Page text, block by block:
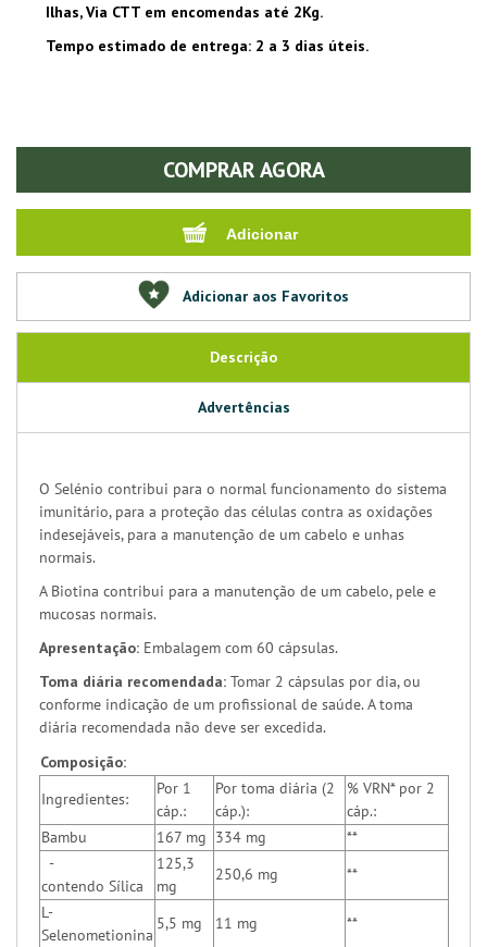
Ilhas, Via CTT em encomendas até 2Kg.
Tempo estimado de entrega: 2 a 3 dias úteis.
COMPRAR AGORA
Adicionar aos Favoritos
Descrição
Advertências
O Selénio contribui para o normal funcionamento do sistema
imunitário, para a proteção das células contra as oxidações
indesejáveis, para a manutenção de um cabelo e unhas
normais.
A Biotina contribui para a manutenção de um cabelo, pele e
mucosas normais.
Apresentação: Embalagem com 60 cápsulas.
Toma diária recomendada: Tomar 2 cápsulas por dia, ou
conforme indicação de um profissional de saúde. A toma
diária recomendada não deve ser excedida.
Composição:
Ingredientes:
Por 1
cáp.:
Por toma diária (2
cáp.):
% VRN* por 2
cáp.:
Bambu
167 mg 334 mg
**
-
contendo Sílica
125,3
mg
250,6 mg
**
L-
Selenometionina
5,5 mg 11 mg **